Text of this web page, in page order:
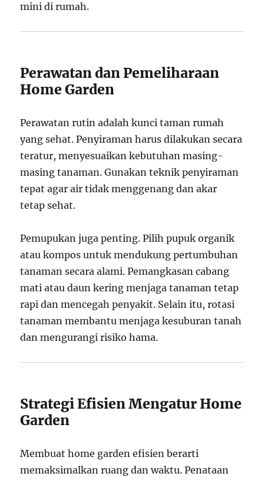
mini di rumah.
Perawatan dan Pemeliharaan
Home Garden
Perawatan rutin adalah kunci taman rumah
yang sehat. Penyiraman harus dilakukan secara
teratur, menyesuaikan kebutuhan masing-
masing tanaman. Gunakan teknik penyiraman
tepat agar air tidak menggenang dan akar
tetap sehat.
Pemupukan juga penting. Pilih pupuk organik
atau kompos untuk mendukung pertumbuhan
tanaman secara alami. Pemangkasan cabang
mati atau daun kering menjaga tanaman tetap
rapi dan mencegah penyakit. Selain itu, rotasi
tanaman membantu menjaga kesuburan tanah
dan mengurangi risiko hama.
Strategi Efisien Mengatur Home
Garden
Membuat home garden efisien berarti
memaksimalkan ruang dan waktu. Penataan